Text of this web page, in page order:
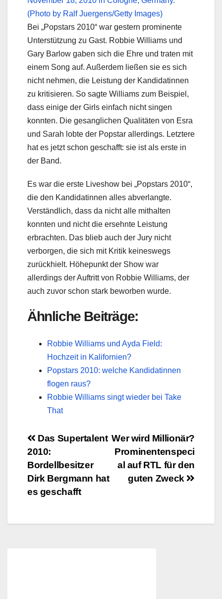
Bei „Popstars 2010“ war gestern prominente
Unterstützung zu Gast. Robbie Williams und
Gary Barlow gaben sich die Ehre und traten mit
einem Song auf. Außerdem ließen sie es sich
nicht nehmen, die Leistung der Kandidatinnen
zu kritisieren. So sagte Williams zum Beispiel,
dass einige der Girls einfach nicht singen
konnten. Die gesanglichen Qualitäten von Esra
und Sarah lobte der Popstar allerdings. Letztere
hat es jetzt schon geschafft: sie ist als erste in
der Band.
Es war die erste Liveshow bei „Popstars 2010“,
die den Kandidatinnen alles abverlangte.
Verständlich, dass da nicht alle mithalten
konnten und nicht die ersehnte Leistung
erbrachten. Das blieb auch der Jury nicht
verborgen, die sich mit Kritik keineswegs
zurückhielt. Höhepunkt der Show war
allerdings der Auftritt von Robbie Williams, der
auch zuvor schon stark beworben wurde.
Ähnliche Beiträge:
Robbie Williams und Ayda Field:
Hochzeit in Kalifornien?
Popstars 2010: welche Kandidatinnen
flogen raus?
Robbie Williams singt wieder bei Take
That
Beitragsnavigation
Wer wird Millionär?
Prominentenspeci
al auf RTL für den
guten Zweck
Das Supertalent
2010:
Bordellbesitzer
Dirk Bergmann hat
es geschafft